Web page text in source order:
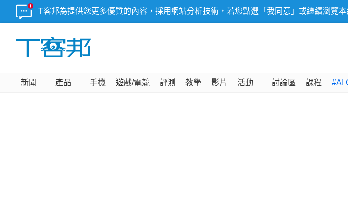
T客邦為提供您更多優質的內容，採用網站分析技術，若您點選「我同意」或繼續瀏覽
新聞 產品 手機 遊戲/電競 評測 教學 影片 活動 討論區 課程 #AI